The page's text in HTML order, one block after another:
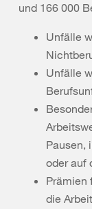
und 166 000
Unfälle
Unfälle
Pausen,
oder auf
Prämien
die